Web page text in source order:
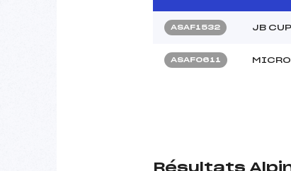
ASAF1532 JB CUP
ASAF0611
Résultats